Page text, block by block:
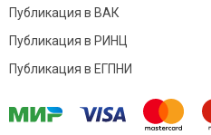
Публикация в ВАК
Публикация в РИНЦ
Публикация в ЕГПНИ